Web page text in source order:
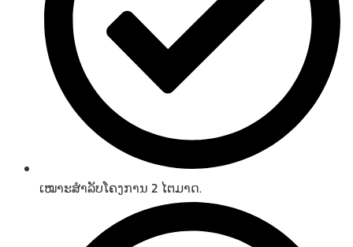
ເໝາະສຳລັບໂຄງການ 2 ໄຕມາດ.